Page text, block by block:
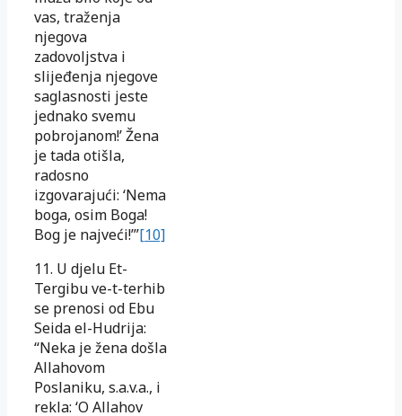
vas, traženja
njegova
zadovoljstva i
slijeđenja njegove
saglasnosti jeste
jednako svemu
pobrojanom!’ Žena
je tada otišla,
radosno
izgovarajući: ‘Nema
boga, osim Boga!
Bog je najveći!’”[10]
11. U djelu Et-
Tergibu ve-t-terhib
se prenosi od Ebu
Seida el-Hudrija:
“Neka je žena došla
Allahovom
Poslaniku, s.a.v.a., i
rekla: ‘O Allahov